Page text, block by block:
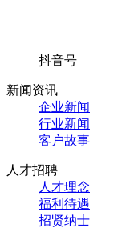
抖音号
新闻资讯
企业新闻
行业新闻
客户故事
人才招聘
人才理念
福利待遇
招贤纳士